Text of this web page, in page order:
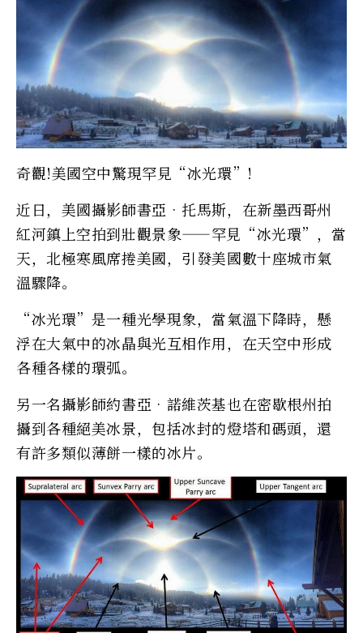
奇觀!美國空中驚現罕見“冰光環”!
近日，美國攝影師書亞•托馬斯，在新墨西哥州
紅河鎮上空拍到壯觀景象——罕見“冰光環”，當
天，北極寒風席捲美國，引發美國數十座城市氣
溫驟降。
“冰光環”是一種光學現象，當氣溫下降時，懸
浮在大氣中的冰晶與光互相作用，在天空中形成
各種各樣的環弧。
另一名攝影師約書亞•諾維茨基也在密歇根州拍
攝到各種絕美冰景，包括冰封的燈塔和碼頭，還
有許多類似薄餅一樣的冰片。